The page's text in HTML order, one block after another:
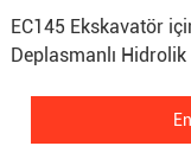
EC145 Ekskavatör
Deplasmanlı